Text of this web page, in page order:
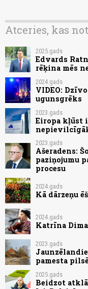
Atceries, kas
2025.gads
Edvards
rēķina mēs
2024.gads
VIDEO:
ugunsgrēks
2023.gads
Eiropa kļūst
2023.gads
Ašeradens:
paziņojumu
procesu
2024.gads
Kā dārzeņu
2024.gads
Katrīna
2023.gads
pamesta
2025.gads
Beidzot